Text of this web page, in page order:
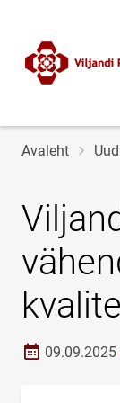
Jälglink
Avaleht
Loomise
09.09.2025